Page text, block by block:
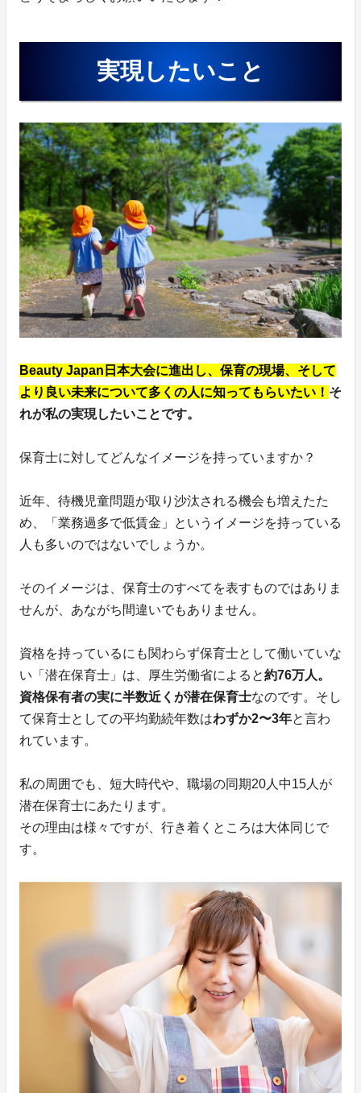
実現したいこと
Beauty Japan日本大会に進出し、保育の現場、そして
より良い未来について多くの人に知ってもらいたい！ そ
れが私の実現したいことです。
保育士に対してどんなイメージを持っていますか？
近年、待機児童問題が取り沙汰される機会も増えたた
め、「業務過多で低賃金」というイメージを持っている
人も多いのではないでしょうか。
そのイメージは、保育士のすべてを表すものではありま
せんが、あながち間違いでもありません。
資格を持っているにも関わらず保育士として働いていな
い「潜在保育士」は、厚生労働省によると約76万人。
資格保有者の実に半数近くが潜在保育士なのです。そし
て保育士としての平均勤続年数はわずか2〜3年と言わ
れています。
私の周囲でも、短大時代や、職場の同期20人中15人が
潜在保育士にあたります。
その理由は様々ですが、行き着くところは大体同じで
す。